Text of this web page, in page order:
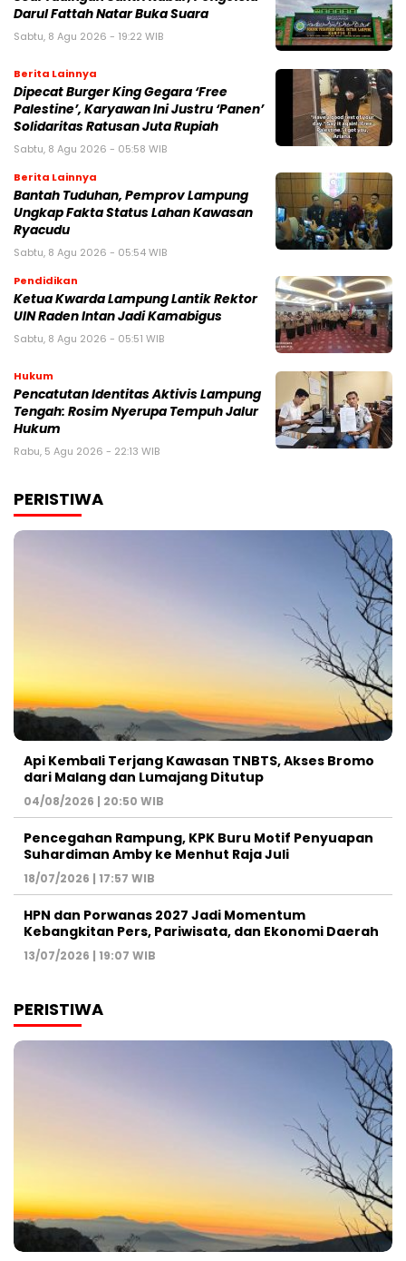
Darul Fattah Natar Buka Suara
Sabtu, 8 Agu 2026 - 19:22 WIB
Berita Lainnya
Dipecat Burger King Gegara ‘Free
Palestine’, Karyawan Ini Justru ‘Panen’
Solidaritas Ratusan Juta Rupiah
Sabtu, 8 Agu 2026 - 05:58 WIB
Berita Lainnya
Bantah Tuduhan, Pemprov Lampung
Ungkap Fakta Status Lahan Kawasan
Ryacudu
Sabtu, 8 Agu 2026 - 05:54 WIB
Pendidikan
Ketua Kwarda Lampung Lantik Rektor
UIN Raden Intan Jadi Kamabigus
Sabtu, 8 Agu 2026 - 05:51 WIB
Hukum
Pencatutan Identitas Aktivis Lampung
Tengah: Rosim Nyerupa Tempuh Jalur
Hukum
Rabu, 5 Agu 2026 - 22:13 WIB
PERISTIWA
Api Kembali Terjang Kawasan TNBTS, Akses Bromo
dari Malang dan Lumajang Ditutup
04/08/2026 | 20:50 WIB
Pencegahan Rampung, KPK Buru Motif Penyuapan
Suhardiman Amby ke Menhut Raja Juli
18/07/2026 | 17:57 WIB
HPN dan Porwanas 2027 Jadi Momentum
Kebangkitan Pers, Pariwisata, dan Ekonomi Daerah
13/07/2026 | 19:07 WIB
PERISTIWA